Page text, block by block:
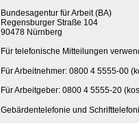
Bundesagentur für Arbeit (BA)
Regensburger Straße 104
90478 Nürnberg
Für telefonische Mitteilungen
Für Arbeitnehmer: 0800 4 5555-00
Für Arbeitgeber: 0800 4 5555-20
Gebärdentelefonie und